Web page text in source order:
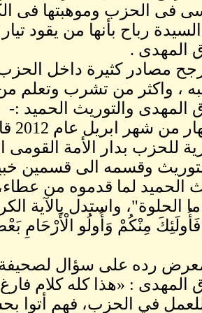
فى الحزب وموهبتها فى
رباح بأنها من يقود
المهدى .
مصادر كثيرة داخل
، واكثر من تشرب وتعلم من
المهدى والتوريث الحميد :-
للحزب بدار الأمة
وقسمه الى قسمين
الحميد لما قدموه من
الحلوة"، واستدل بالآية
مِنْكُمْ وَأُولُو الْأَرْحَامِ
رده على سؤال لصحيفة
المهدى : «هذا كله كلام
في الحزب، فهم أتوا